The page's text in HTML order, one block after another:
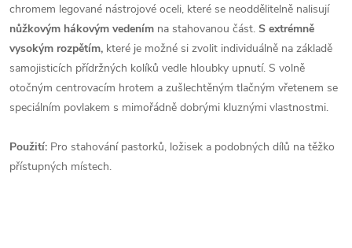
chromem legované nástrojové oceli, které se neoddělitelně nalisují
nůžkovým hákovým vedením na stahovanou část. S extrémně
vysokým rozpětím, které je možné si zvolit individuálně na základě
samojisticích přídržných kolíků vedle hloubky upnutí. S volně
otočným centrovacím hrotem a zušlechtěným tlačným vřetenem se
speciálním povlakem s mimořádně dobrými kluznými vlastnostmi.
Použití: Pro stahování pastorků, ložisek a podobných dílů na těžko
přístupných místech.